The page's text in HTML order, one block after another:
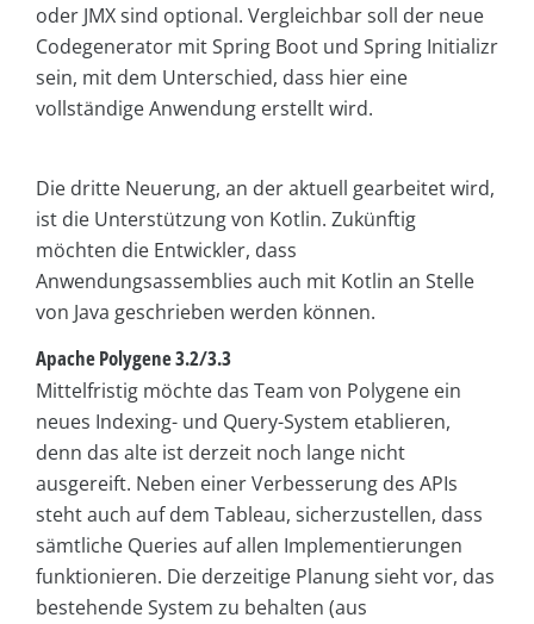
oder JMX sind optional. Vergleichbar soll der neue
Codegenerator mit Spring Boot und Spring Initializr
sein, mit dem Unterschied, dass hier eine
vollständige Anwendung erstellt wird.
Die dritte Neuerung, an der aktuell gearbeitet wird,
ist die Unterstützung von Kotlin. Zukünftig
möchten die Entwickler, dass
Anwendungsassemblies auch mit Kotlin an Stelle
von Java geschrieben werden können.
Apache Polygene 3.2/3.3
Mittelfristig möchte das Team von Polygene ein
neues Indexing- und Query-System etablieren,
denn das alte ist derzeit noch lange nicht
ausgereift. Neben einer Verbesserung des APIs
steht auch auf dem Tableau, sicherzustellen, dass
sämtliche Queries auf allen Implementierungen
funktionieren. Die derzeitige Planung sieht vor, das
bestehende System zu behalten (aus